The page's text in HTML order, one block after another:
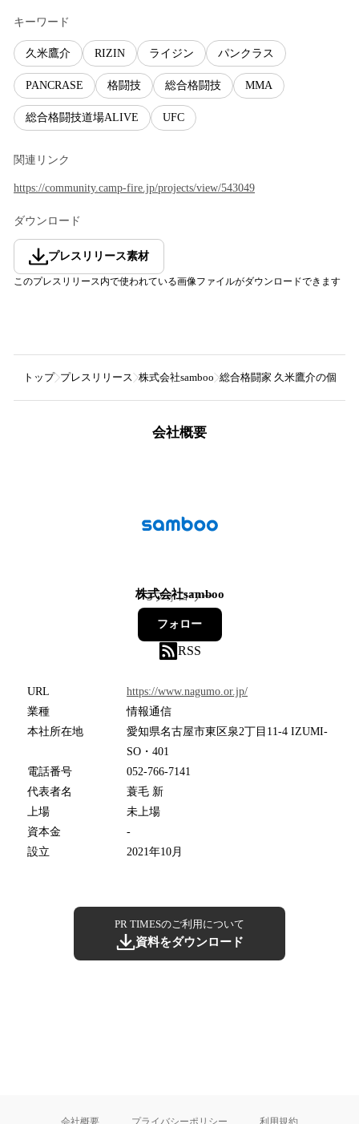
キーワード
久米鷹介 RIZIN ライジン パンクラス
PANCRASE 格闘技 総合格闘技 MMA
総合格闘技道場ALIVE UFC
関連リンク
https://community.camp-fire.jp/projects/view/543049
ダウンロード
プレスリリース素材
このプレスリリース内で使われている画像ファイルがダウンロードできます
トップ プレスリリース 株式会社samboo 総合格闘家 久米鷹介の個人
会社概要
株式会社samboo
3フォロワー
フォロー
RSS
URL
https://www.nagumo.or.jp/
業種
情報通信
本社所在地
愛知県名古屋市東区泉2丁目11-4 IZUMI-
SO・401
電話番号
052-766-7141
代表者名
蓑毛 新
上場
未上場
資本金
-
設立
2021年10月
PR TIMESのご利用について
資料をダウンロード
会社概要 プライバシーポリシー 利用規約